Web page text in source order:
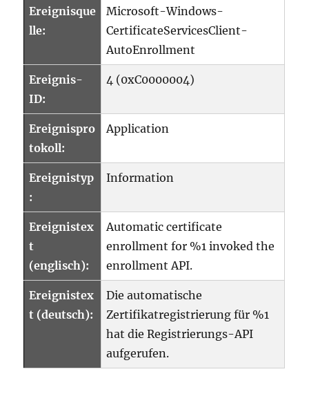
Ereignisque
lle:
Microsoft-Windows-
CertificateServicesClient-
AutoEnrollment
Ereignis-
ID:
4 (0xC0000004)
Ereignispro
tokoll:
Application
Ereignistyp
:
Information
Ereignistex
t
(englisch):
Automatic certificate
enrollment for %1 invoked the
enrollment API.
Ereignistex
t (deutsch):
Die automatische
Zertifikatregistrierung für %1
hat die Registrierungs-API
aufgerufen.